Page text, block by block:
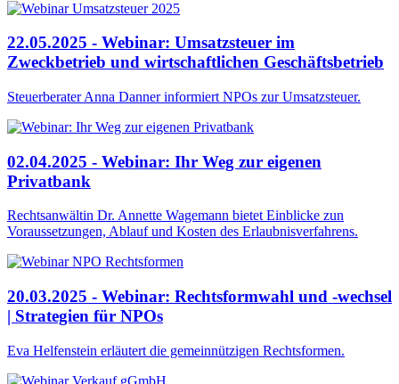
22.05.2025 - Webinar: Umsatzsteuer im
Zweckbetrieb und wirtschaftlichen Geschäftsbetrieb
Steuerberater Anna Danner informiert NPOs zur Umsatzsteuer.
02.04.2025 - Webinar: Ihr Weg zur eigenen
Privatbank
Rechtsanwältin Dr. Annette Wagemann bietet Einblicke zun
Voraussetzungen, Ablauf und Kosten des Erlaubnisverfahrens.
20.03.2025 - Webinar: Rechtsformwahl und -wechsel
| Strategien für NPOs
Eva Helfenstein erläutert die gemeinnützigen Rechtsformen.